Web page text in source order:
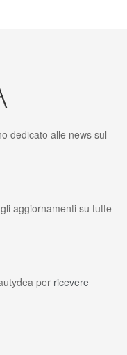
dedicato alle news sul
aggiornamenti su tutte
per ricevere